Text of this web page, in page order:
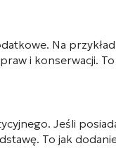
Na
i konserwacji.
Jeśli
To jak